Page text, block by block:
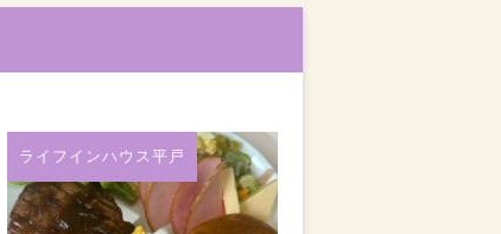
ライフインハウス平戸